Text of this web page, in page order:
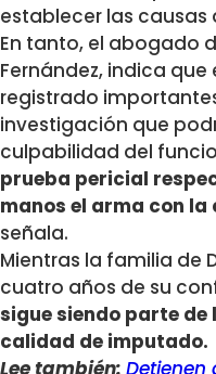
establecer las causas
En tanto, el abogado
Fernández, indica
registrado
investigación que
culpabilidad del
prueba pericial
manos el arma con
señala.
Mientras la familia de
cuatro años de su
sigue siendo parte de
calidad de imputado.
Lee también: Detienen